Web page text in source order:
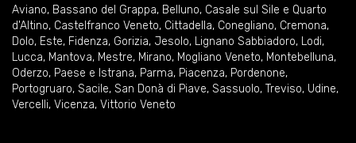
Aviano, Bassano del Grappa, Belluno, Casale sul Sile e Quarto
d'Altino, Castelfranco Veneto, Cittadella, Conegliano, Cremona,
Dolo, Este, Fidenza, Gorizia, Jesolo, Lignano Sabbiadoro, Lodi,
Lucca, Mantova, Mestre, Mirano, Mogliano Veneto, Montebelluna,
Oderzo, Paese e Istrana, Parma, Piacenza, Pordenone,
Portogruaro, Sacile, San Donà di Piave, Sassuolo, Treviso, Udine,
Vercelli, Vicenza, Vittorio Veneto